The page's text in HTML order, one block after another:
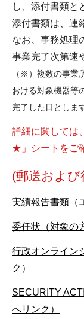
し、添付書類と
添付書類は、連
なお、事務処理
事業完了次第速
（※）複数の事業
おける対象機器等
完了した日としま
詳細に関しては
★」シートをご
(郵送およ
実績報告書類（
委任状（対象の
行政オンライン
ク）
SECURITY
へリンク）